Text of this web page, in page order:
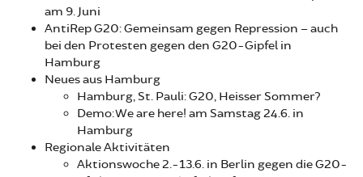
am 9. Juni
AntiRep G20: Gemeinsam gegen Repression – auch
bei den Protesten gegen den G20-Gipfel in
Hamburg
Neues aus Hamburg
Hamburg, St. Pauli: G20, Heisser Sommer?
Demo: We are here! am Samstag 24.6. in
Hamburg
Regionale Aktivitäten
Aktionswoche 2.-13.6. in Berlin gegen die G20-